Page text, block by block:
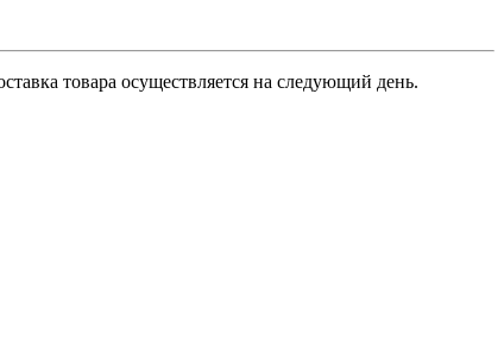
товара осуществляется на следующий день.